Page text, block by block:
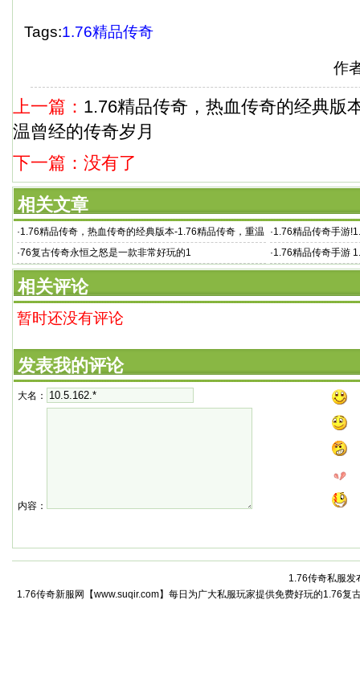
Tags:1.76精品传奇
作
上一篇： 1.76精品传奇，热血传奇的经典版
温曾经的传奇岁月
下一篇：没有了
相关文章
·1.76精品传奇，热血传奇的经典版本-1.76精品传奇，重温
曾经的传奇岁月
·1.76精品传奇手游
绑定、
·76复古传奇永恒之怒是一款非常好玩的1 ·1.76精品传奇手游
是一款主打“以
相关评论
暂时还没有评论
发表我的评论
大名：
内容：
1.76传奇私服发
1.76传奇新服网【www.suqir.com】每日为广大私服玩家提供免费好玩的1.76